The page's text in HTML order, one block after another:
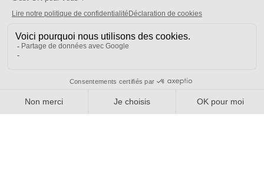
Une question ?
Pourquoi adhérer ?
Votre section locale
Nous contacter
Accéder à mon compte